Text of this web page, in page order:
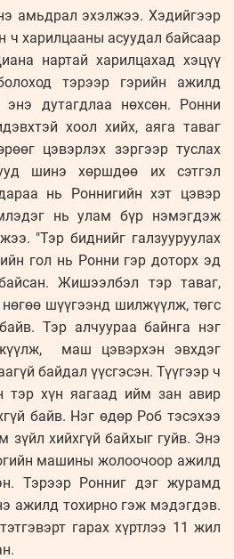
амьдрал эхэлжээ. Хэдийгээр
ч харилцааны асуудал байсаар
нартай харилцахад хэцүү
тэрээр гэрийн ажилд
энэ дутагдлаа нөхсөн. Ронни
хоол хийх, аяга таваг
цэвэрлэх зэргээр туслах
шинэ хөршдөө их сэтгэл
нь Роннигийн хэт цэвэр
нь улам бүр нэмэгдэж
"Тэр биднийг галзууруулах
гол нь Ронни гэр доторх эд
Жишээлбэл тэр таваг,
шүүгээнд шилжүүлж, төгс
Тэр алчуураа байнга нэг
маш цэвэрхэн эвхдэг
байдал үүсгэсэн. Түүгээр ч
тэр хүн яагаад ийм зан авир
байв. Нэг өдөр Роб тэсэхээ
зүйл хийхгүй байхыг гуйв. Энэ
машины жолоочоор ажилд
Тэрээр Ронниг дэг журамд
ажилд тохирно гэж мэдэгдэв.
гарах хүртлээ 11 жил